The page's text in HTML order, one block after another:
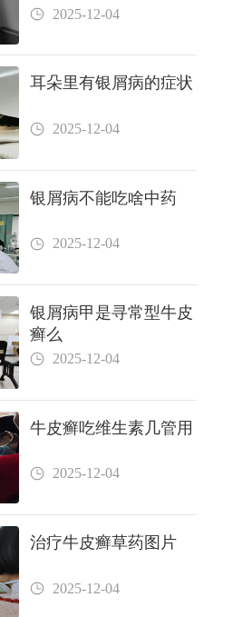
2025-12-04
耳朵里有银屑病的症状
2025-12-04
银屑病不能吃啥中药
2025-12-04
银屑病甲是寻常型牛皮
癣么
2025-12-04
牛皮癣吃维生素几管用
2025-12-04
治疗牛皮癣草药图片
2025-12-04